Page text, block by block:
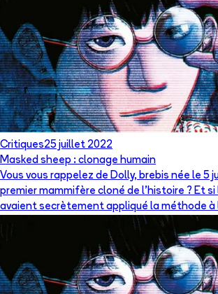
Critiques25 juillet 2022
Masked sheep : clonage humain
Vous vous rappelez de Dolly, brebis née le 5
premier mammifère cloné de l’histoire ? Et
avaient secrètement appliqué la méthode à